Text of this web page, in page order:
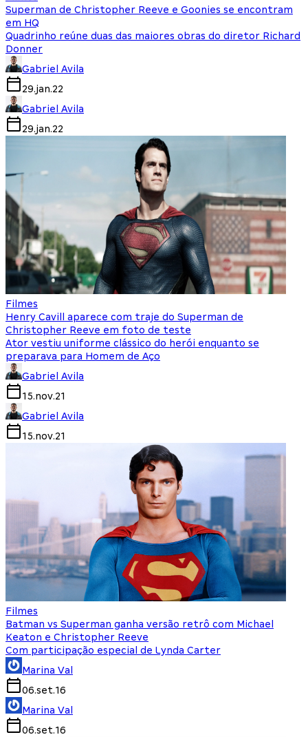
Superman de Christopher Reeve e Goonies se encontram
em HQ
Quadrinho reúne duas das maiores obras do diretor Richard
Donner
Gabriel Avila
29.jan.22
Gabriel Avila
29.jan.22
Filmes
Henry Cavill aparece com traje do Superman de
Christopher Reeve em foto de teste
Ator vestiu uniforme clássico do herói enquanto se
preparava para Homem de Aço
Gabriel Avila
15.nov.21
Gabriel Avila
15.nov.21
Filmes
Batman vs Superman ganha versão retrô com Michael
Keaton e Christopher Reeve
Com participação especial de Lynda Carter
Marina Val
06.set.16
Marina Val
06.set.16